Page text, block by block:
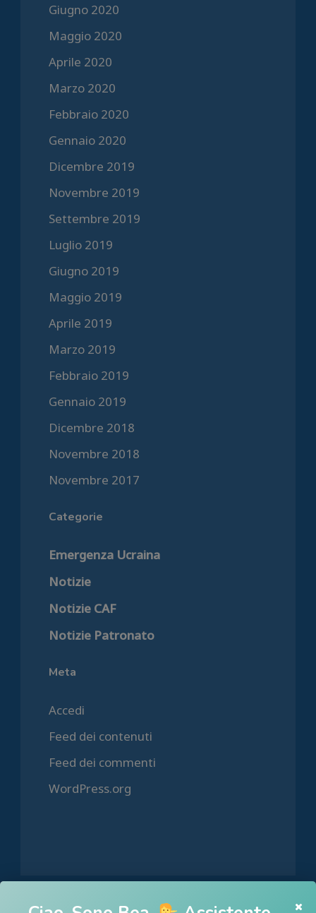
Giugno 2020
Maggio 2020
Aprile 2020
Marzo 2020
Febbraio 2020
Gennaio 2020
Dicembre 2019
Novembre 2019
Settembre 2019
Luglio 2019
Giugno 2019
Maggio 2019
Aprile 2019
Marzo 2019
Febbraio 2019
Gennaio 2019
Dicembre 2018
Novembre 2018
Novembre 2017
Categorie
Emergenza Ucraina
Notizie
Notizie CAF
Notizie Patronato
Meta
Accedi
Feed dei contenuti
Feed dei commenti
WordPress.org